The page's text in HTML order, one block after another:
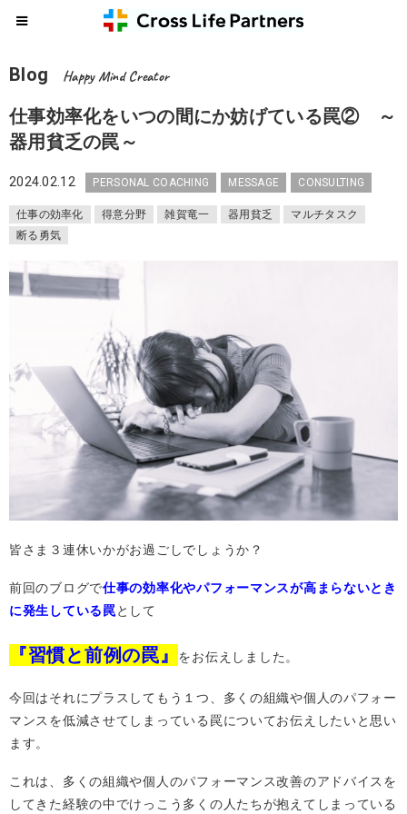
Blog Happy Mind Creator
仕事効率化をいつの間にか妨げている罠② ～
器用貧乏の罠～
2024.02.12 PERSONAL COACHING MESSAGE CONSULTING
仕事の効率化 得意分野 雑賀竜一 器用貧乏
マルチタスク
断る勇気
皆さま３連休いかがお過ごしでしょうか？
前回のブログで仕事の効率化やパフォーマンスが高まらないとき
に発生している罠として
『習慣と前例の罠』 をお伝えしました。
今回はそれにプラスしてもう１つ、多くの組織や個人のパフォー
マンスを低減させてしまっている罠についてお伝えしたいと思い
ます。
これは、多くの組織や個人のパフォーマンス改善のアドバイスを
してきた経験の中でけっこう多くの人たちが抱えてしまっている